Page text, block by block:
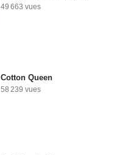
49 663 vues
Cotton Queen
58 239 vues